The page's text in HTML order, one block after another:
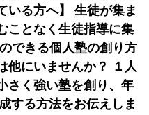
いる方へ】 生徒が集ま
ことなく生徒指導に集
できる個人塾の創り方
他にいませんか？ １人
さく強い塾を創り、年
する方法をお伝えしま